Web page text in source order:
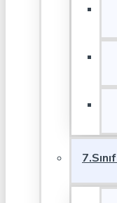
7.Sınıf